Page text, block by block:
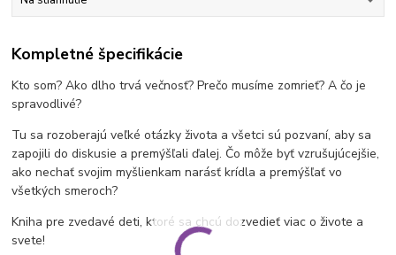
Kompletné špecifikácie
Kto som? Ako dlho trvá večnosť? Prečo musíme zomrieť? A čo je
spravodlivé?
Tu sa rozoberajú veľké otázky života a všetci sú pozvaní, aby sa
zapojili do diskusie a premýšľali ďalej. Čo môže byť vzrušujúcejšie,
ako nechať svojim myšlienkam narásť krídla a premýšľať vo
všetkých smeroch?
Kniha pre zvedavé deti, ktoré sa chcú dozvedieť viac o živote a
svete!